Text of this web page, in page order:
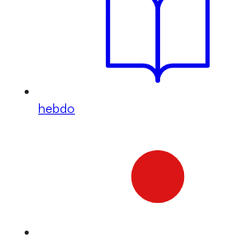
hebdo